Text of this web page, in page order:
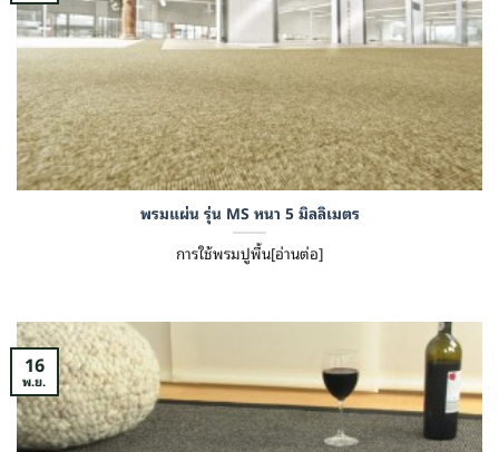
พรมแผ่น รุ่น MS หนา 5 มิลลิเมตร
การใช้พรมปูพื้น[อ่านต่อ]
16
พ.ย.